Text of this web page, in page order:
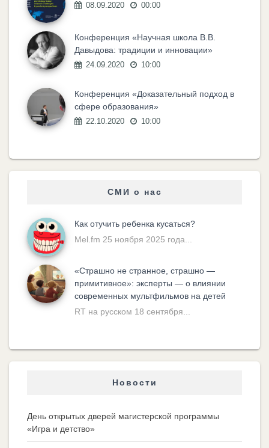
08.09.2020 00:00
Конференция «Научная школа В.В.
Давыдова: традиции и инновации»
24.09.2020 10:00
Конференция «Доказательный подход в
сфере образования»
22.10.2020 10:00
СМИ о нас
Как отучить ребенка кусаться?
Mel.fm 25 ноября 2025 года...
«Cтрашно не странное, страшно —
примитивное»: эксперты — о влиянии
современных мультфильмов на детей
RT на русском 18 сентября...
Новости
День открытых дверей магистерской программы
«Игра и детство»